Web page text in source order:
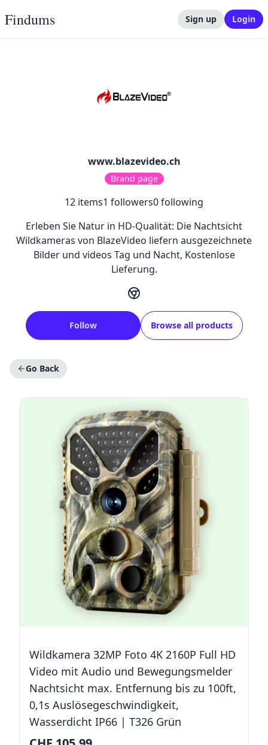
Findums Sign up Login
www.blazevideo.ch
Brand page
12 items1 followers0following
Erleben Sie Natur in HD-Qualität: Die Nachtsicht
Wildkameras von BlazeVideo liefern ausgezeichnete
Bilder und videos Tag und Nacht, Kostenlose
Lieferung.
Follow Browse all products
Go Back
Wildkamera 32MP Foto 4K 2160P Full HD
Video mit Audio und Bewegungsmelder
Nachtsicht max. Entfernung bis zu 100ft,
0,1s Auslösegeschwindigkeit,
Wasserdicht IP66 | T326 Grün